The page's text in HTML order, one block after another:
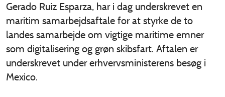
Gerado Ruiz Esparza, har i dag underskrevet en
maritim samarbejdsaftale for at styrke de to
landes samarbejde om vigtige maritime emner
som digitalisering og grøn skibsfart. Aftalen er
underskrevet under erhvervsministerens besøg i
Mexico.